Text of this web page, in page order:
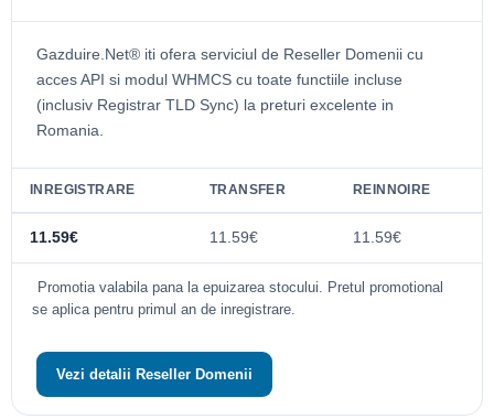
Gazduire.Net® iti ofera serviciul de Reseller Domenii cu
acces API si modul WHMCS cu toate functiile incluse
(inclusiv Registrar TLD Sync) la preturi excelente in
Romania.
INREGISTRARE TRANSFER REINNOIRE
11.59€ 11.59€ 11.59€
Promotia valabila pana la epuizarea stocului. Pretul promotional
se aplica pentru primul an de inregistrare.
Vezi detalii Reseller Domenii